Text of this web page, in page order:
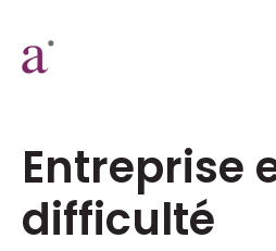
Entreprise
difficulté